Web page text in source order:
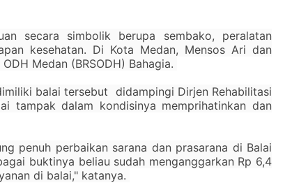
secara simbolik berupa sembako, peralatan
kesehatan. Di Kota Medan, Mensos Ari dan
Medan (BRSODH) Bahagia.
balai tersebut didampingi Dirjen Rehabilitasi
tampak dalam kondisinya memprihatinkan dan
penuh perbaikan sarana dan prasarana di Balai
buktinya beliau sudah menganggarkan Rp 6,4
di balai," katanya.